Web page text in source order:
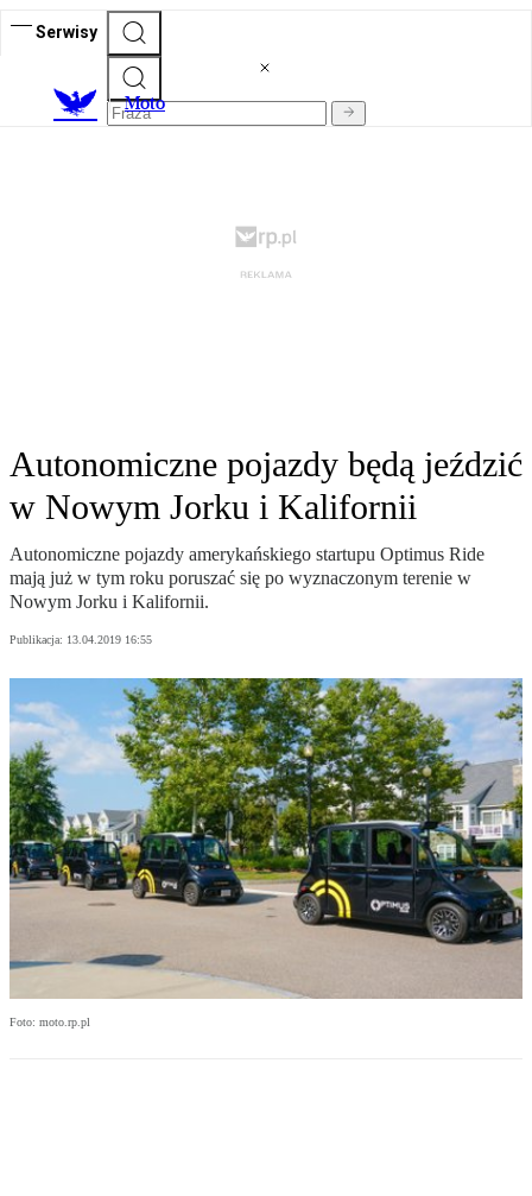
Serwisy
Moto
Autonomiczne pojazdy będą jeździć
w Nowym Jorku i Kalifornii
Autonomiczne pojazdy amerykańskiego startupu Optimus Ride
mają już w tym roku poruszać się po wyznaczonym terenie w
Nowym Jorku i Kalifornii.
Publikacja: 13.04.2019 16:55
Foto: moto.rp.pl